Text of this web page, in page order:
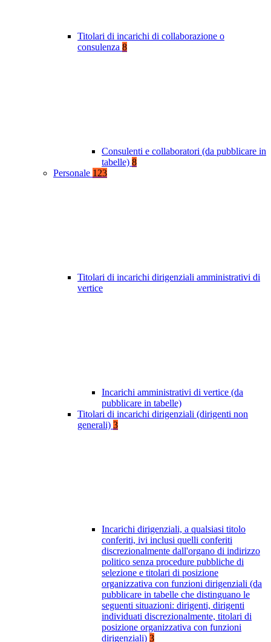
Titolari di incarichi di collaborazione o
consulenza 8
Consulenti e collaboratori (da pubblicare in
tabelle) 8
Personale 123
Titolari di incarichi dirigenziali amministrativi di
vertice
Incarichi amministrativi di vertice (da
pubblicare in tabelle)
Titolari di incarichi dirigenziali (dirigenti non
generali) 3
Incarichi dirigenziali, a qualsiasi titolo
conferiti, ivi inclusi quelli conferiti
discrezionalmente dall'organo di indirizzo
politico senza procedure pubbliche di
selezione e titolari di posizione
organizzativa con funzioni dirigenziali (da
pubblicare in tabelle che distinguano le
seguenti situazioni: dirigenti, dirigenti
individuati discrezionalmente, titolari di
posizione organizzativa con funzioni
dirigenziali) 3